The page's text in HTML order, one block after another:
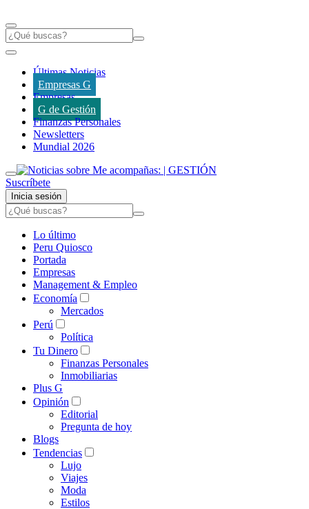
Últimas Noticias
Empresas G
Empresas
G de Gestión
Finanzas Personales
Newsletters
Mundial 2026
Suscríbete
Inicia sesión
Lo último
Peru Quiosco
Portada
Empresas
Management & Empleo
Economía
Mercados
Perú
Política
Tu Dinero
Finanzas Personales
Inmobiliarias
Plus G
Opinión
Editorial
Pregunta de hoy
Blogs
Tendencias
Lujo
Viajes
Moda
Estilos